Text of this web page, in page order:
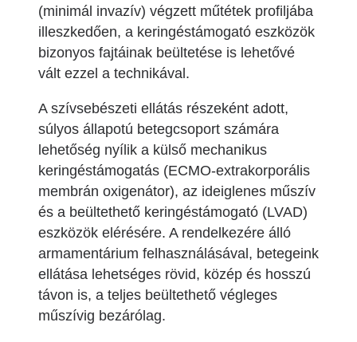
(minimál invazív) végzett műtétek profiljába
illeszkedően, a keringéstámogató eszközök
bizonyos fajtáinak beültetése is lehetővé
vált ezzel a technikával.
A szívsebészeti ellátás részeként adott,
súlyos állapotú betegcsoport számára
lehetőség nyílik a külső mechanikus
keringéstámogatás (ECMO-extrakorporális
membrán oxigenátor), az ideiglenes műszív
és a beültethető keringéstámogató (LVAD)
eszközök elérésére. A rendelkezére álló
armamentárium felhasználásával, betegeink
ellátása lehetséges rövid, közép és hosszú
távon is, a teljes beültethető végleges
műszívig bezárólag.